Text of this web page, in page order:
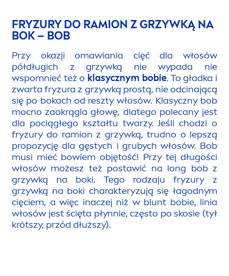
FRYZURY DO RAMION Z GRZYWKĄ NA
BOK – BOB
Przy okazji omawiania cięć dla włosów
półdługich z grzywką nie wypada nie
wspomnieć też o klasycznym bobie. To gładka i
zwarta fryzura z grzywką prostą, nie odcinającą
się po bokach od reszty włosów. Klasyczny bob
mocno zaokrągla głowę, dlatego polecany jest
dla pociągłego kształtu twarzy. Jeśli chodzi o
fryzury do ramion z grzywką, trudno o lepszą
propozycję dla gęstych i grubych włosów. Bob
musi mieć bowiem objętość! Przy tej długości
włosów możesz też postawić na long bob z
grzywką na boki. Tego rodzaju fryzury z
grzywką na boki charakteryzują się łagodnym
cięciem, a więc inaczej niż w blunt bobie, linia
włosów jest ścięta płynnie, często po skosie (tył
krótszy, przód dłuższy).